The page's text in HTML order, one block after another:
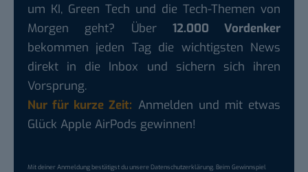
um KI, Green Tech und die Tech-Themen von
Morgen geht? Über 12.000 Vordenker
bekommen jeden Tag die wichtigsten News
direkt in die Inbox und sichern sich ihren
Vorsprung.
Nur für kurze Zeit: Anmelden und mit etwas
Glück Apple AirPods gewinnen!
Mit deiner Anmeldung bestätigst du unsereDatenschutzerklärung. Beim Gewinnspiel